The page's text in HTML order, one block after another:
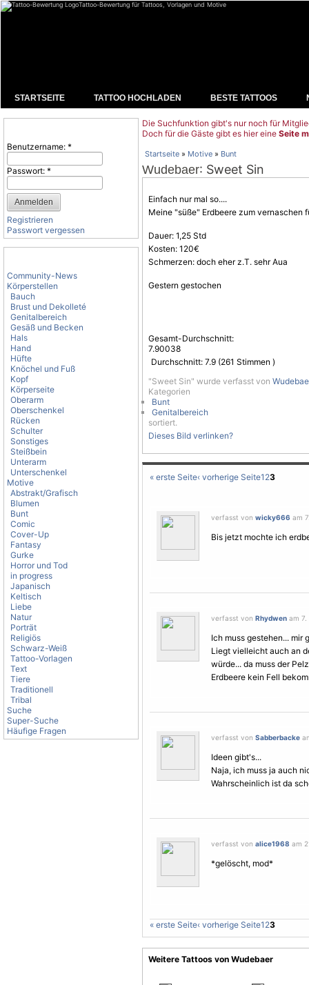
Tattoo-Bewertung für Tattoos, Vorlagen und Motive
STARTSEITE TATTOO HOCHLADEN BESTE TATTOOS
Benutzername: *
Passwort: *
Registrieren
Passwort vergessen
Community-News
Körperstellen
Bauch
Brust und Dekolleté
Genitalbereich
Gesäß und Becken
Hals
Hand
Hüfte
Knöchel und Fuß
Kopf
Körperseite
Oberarm
Oberschenkel
Rücken
Schulter
Sonstiges
Steißbein
Unterarm
Unterschenkel
Motive
Abstrakt/Grafisch
Blumen
Bunt
Comic
Cover-Up
Fantasy
Gurke
Horror und Tod
in progress
Japanisch
Keltisch
Liebe
Natur
Porträt
Religiös
Schwarz-Weiß
Tattoo-Vorlagen
Text
Tiere
Traditionell
Tribal
Suche
Super-Suche
Häufige Fragen
Die Suchfunktion gibt's nur noch für
Doch für die Gäste gibt es hier eine Seite
Startseite » Motive » Bunt
Wudebaer: Sweet Sin
Einfach nur mal so....
Meine "süße" Erdbeere zum vernaschen
Dauer: 1,25 Std
Kosten: 120€
Schmerzen: doch eher z.T. sehr Aua
Gestern gestochen
Gesamt-Durchschnitt:
7.90038
Durchschnitt: 7.9 (261 Stimmen )
"Sweet Sin" wurde verfasst von
Kategorien
Bunt
Genitalbereich
sortiert.
Dieses Bild verlinken?
« erste Seite‹ vorherige Seite1 23
verfasst von wicky666 am
Bis jetzt mochte ich
verfasst von Rhydwen am 7.
Ich muss gestehen... mir
Liegt vielleicht auch an
würde... da muss der
Erdbeere kein Fell
verfasst von Sabberbacke
Ideen gibt's...
Naja, ich muss ja auch
Wahrscheinlich ist da
verfasst von alice1968 am
*gelöscht, mod*
« erste Seite‹ vorherige Seite1 23
Weitere Tattoos von Wudebaer